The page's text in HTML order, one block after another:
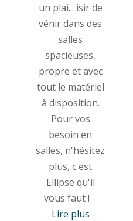
un plai... isir de
vénir dans des
salles
spacieuses,
propre et avec
tout le matériel
à disposition.
Pour vos
besoin en
salles, n'hésitez
plus, c'est
Ellipse qu'il
vous faut !
Lire plus